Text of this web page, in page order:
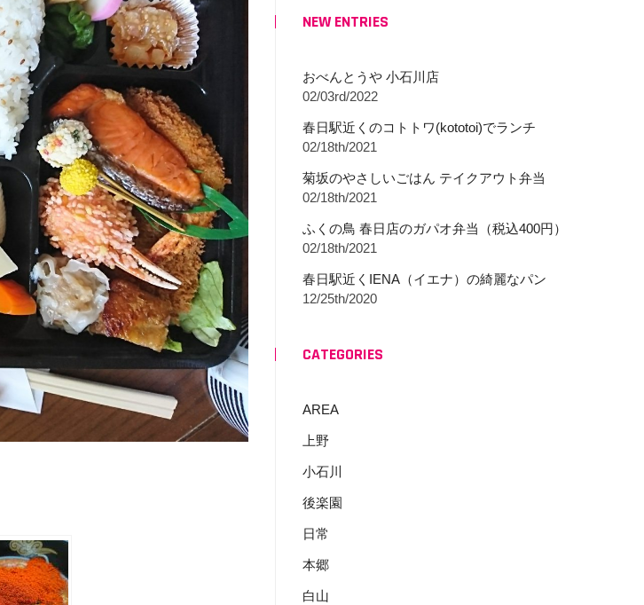
NEW ENTRIES
おべんとうや 小石川店
02/03rd/2022
春日駅近くのコトトワ(kototoi)でランチ
02/18th/2021
菊坂のやさしいごはん テイクアウト弁当
02/18th/2021
ふくの鳥 春日店のガパオ弁当（税込400円）
02/18th/2021
春日駅近くIENA（イエナ）の綺麗なパン
12/25th/2020
CATEGORIES
AREA
上野
小石川
後楽園
日常
本郷
白山